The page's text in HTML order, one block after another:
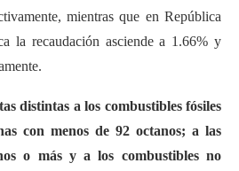
mientras que en República
la recaudación asciende a 1.66% y
distintas a los combustibles fósiles
con menos de 92 octanos; a las
o más y a los combustibles no